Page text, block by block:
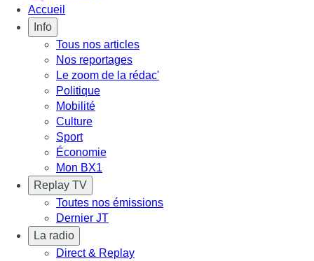
Accueil
Info
Tous nos articles
Nos reportages
Le zoom de la rédac'
Politique
Mobilité
Culture
Sport
Économie
Mon BX1
Replay TV
Toutes nos émissions
Dernier JT
La radio
Direct & Replay